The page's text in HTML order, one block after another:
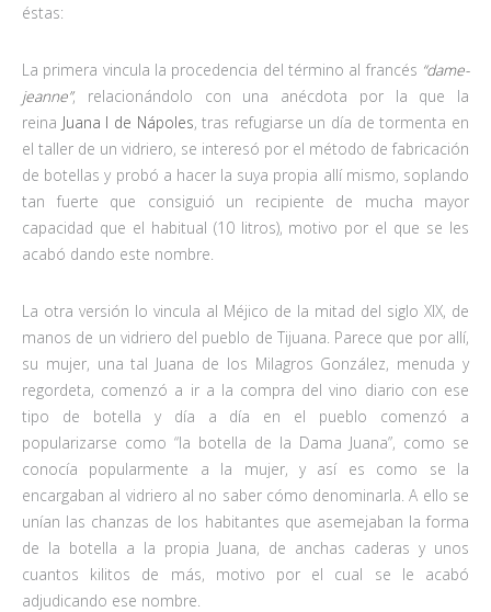
éstas:
La primera vincula la procedencia del término al francés “dame-
jeanne”, relacionándolo con una anécdota por la que la
reina Juana I de Nápoles, tras refugiarse un día de tormenta en
el taller de un vidriero, se interesó por el método de fabricación
de botellas y probó a hacer la suya propia allí mismo, soplando
tan fuerte que consiguió un recipiente de mucha mayor
capacidad que el habitual (10 litros), motivo por el que se les
acabó dando este nombre.
La otra versión lo vincula al Méjico de la mitad del siglo XIX, de
manos de un vidriero del pueblo de Tijuana. Parece que por allí,
su mujer, una tal Juana de los Milagros González, menuda y
regordeta, comenzó a ir a la compra del vino diario con ese
tipo de botella y día a día en el pueblo comenzó a
popularizarse como “la botella de la Dama Juana”, como se
conocía popularmente a la mujer, y así es como se la
encargaban al vidriero al no saber cómo denominarla. A ello se
unían las chanzas de los habitantes que asemejaban la forma
de la botella a la propia Juana, de anchas caderas y unos
cuantos kilitos de más, motivo por el cual se le acabó
adjudicando ese nombre.